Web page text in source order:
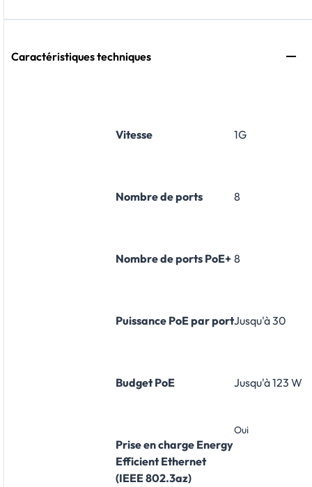
Caractéristiques techniques
Vitesse 1G
Nombre de ports 8
Nombre de ports PoE+ 8
Puissance PoE par portJusqu'à 30
Budget PoE Jusqu'à 123 W
Prise en charge Energy
Efficient Ethernet
(IEEE 802.3az)
Oui